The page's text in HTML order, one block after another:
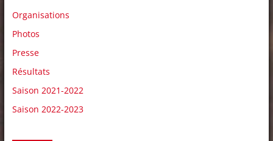
Organisations
Photos
Presse
Résultats
Saison 2021-2022
Saison 2022-2023